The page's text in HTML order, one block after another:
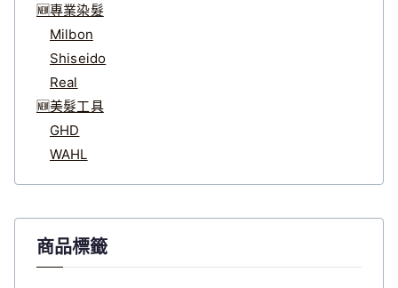
🆕專業染髮
Milbon
Shiseido
Real
🆕美髮工具
GHD
WAHL
商品標籤